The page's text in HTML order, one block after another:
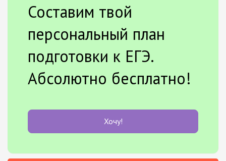
Составим твой
персональный план
подготовки к ЕГЭ.
Абсолютно бесплатно!
Хочу!